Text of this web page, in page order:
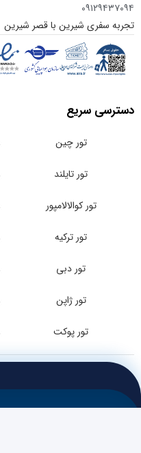
۰۹۱۲۹۴۳۷۰۹۴
تجربه سفری شیرین با قصر شیرین
دسترسی سریع
تور چین
تور تایلند
تور کوالالامپور
تور ترکیه
تور دبی
تور ژاپن
تور پوکت